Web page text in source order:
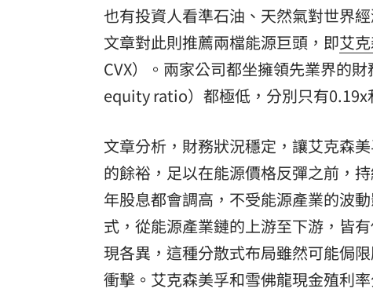
也有投資人看準石油、天然氣對世界
文章對此則推薦兩檔能源巨頭，即艾
CVX）。兩家公司都坐擁領先業界的
equity ratio）都極低，分別只有0.19x
文章分析，財務狀況穩定，讓艾克森
的餘裕，足以在能源價格反彈之前，
年股息都會調高，不受能源產業的波
式，從能源產業鏈的上游至下游，皆
現各異，這種分散式布局雖然可能侷
衝擊。艾克森美孚和雪佛龍現金殖利